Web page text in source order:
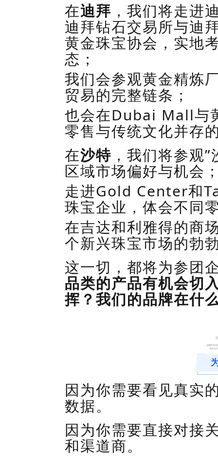
在迪拜 ，我们将走进
迪拜钻石交易所与迪
黄金珠宝协会，实地
态 ；
我们会参观黄金精炼
贸易的完整链条；
也会在Dubai Mall与
零售与传统文化并存
在沙特 ，我们将参观”
区域市场偏好与机会
走进Gold Center和
珠宝企业，体会不同
在吉达和利雅得的商
个新兴珠宝市场的勃
这一切，都将为参团
品类的产品有机会切
挥 ？我们的品牌在什
因为你需要看见真实
数据。
因为你需要直接对接
和渠道商。